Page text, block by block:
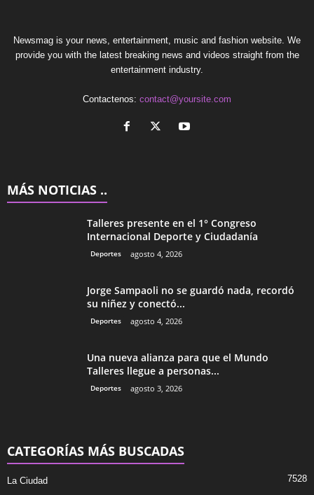
Newsmag is your news, entertainment, music and fashion website. We
provide you with the latest breaking news and videos straight from the
entertainment industry.
Contactenos: contact@yoursite.com
MÁS NOTICIAS ..
Talleres presente en el 1° Congreso
Internacional Deporte y Ciudadanía
Deportes agosto 4, 2026
Jorge Sampaoli no se guardó nada, recordó
su niñez y conectó...
Deportes agosto 4, 2026
Una nueva alianza para que el Mundo
Talleres llegue a personas...
Deportes agosto 3, 2026
CATEGORÍAS MÁS BUSCADAS
La Ciudad
7528